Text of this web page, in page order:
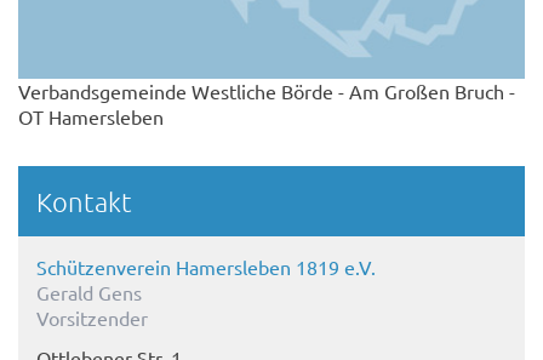
Verbandsgemeinde Westliche Börde - Am Großen Bruch -
OT Hamersleben
Kontakt
Schützenverein Hamersleben 1819 e.V.
Gerald Gens
Vorsitzender